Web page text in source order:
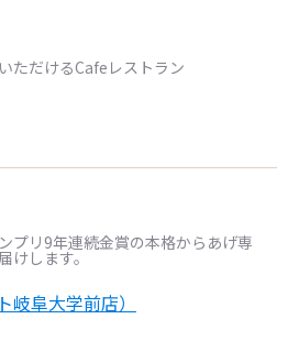
ただけるCafeレストラン
プリ9年連続金賞の本格からあげ専
けします。
岐阜大学前店）